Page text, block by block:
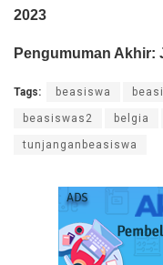
2023
Pengumuman Akhir:
Tags: beasiswa
beasiswas2 belgia
tunjanganbeasiswa